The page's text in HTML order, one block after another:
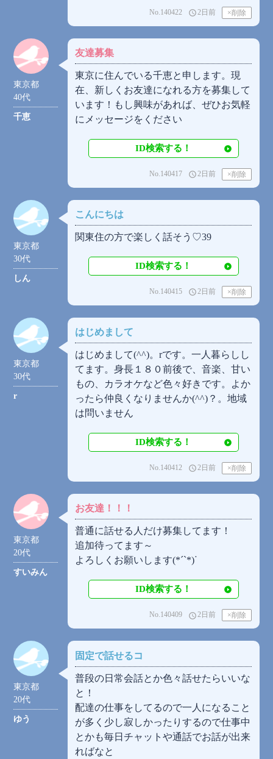
access_time 2日前
No.140422
東京都
40代
千恵
友達募集
東京に住んでいる千恵と申します。現
在、新しくお友達になれる方を募集して
います！もし興味があれば、ぜひお気軽
にメッセージをください
ID検索する！
access_time 2日前
No.140417
東京都
30代
しん
こんにちは
関東住の方で楽しく話そう♡39
ID検索する！
access_time2日前
No.140415
東京都
30代
r
はじめまして
はじめまして(⁠^⁠^⁠)。rです。一人暮らしし
てます。身長１８０前後で、音楽、甘い
もの、カラオケなど色々好きです。よか
ったら仲良くなりませんか(⁠^⁠^⁠)？。地域
は問いません
ID検索する！
access_time2日前
No.140412
東京都
20代
すいみん
お友達！！！
普通に話せる人だけ募集してます！
追加待ってます～
よろしくお願いします(*´`*)ᐝ
ID検索する！
access_time2日前
No.140409
東京都
20代
ゆう
固定で話せるコ
普段の日常会話とか色々話せたらいいな
と！
配達の仕事をしてるので一人になること
が多く少し寂しかったりするので仕事中
とかも毎日チャットや通話でお話が出来
ればなと